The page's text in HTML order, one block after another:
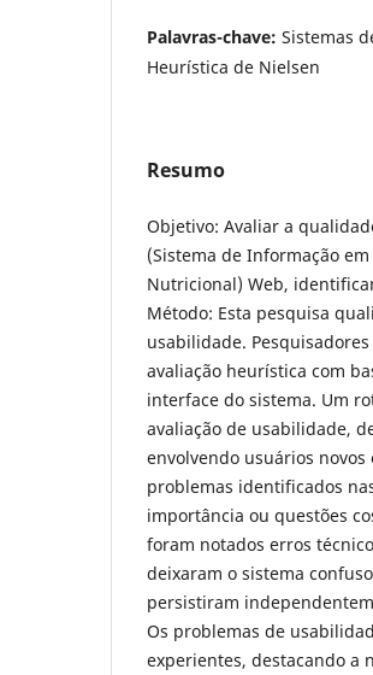
Palavras-chave: Sistemas
Heurística de Nielsen
Resumo
Objetivo: Avaliar a
(Sistema de Informação
Nutricional) Web,
Método: Esta pesquisa
usabilidade.
avaliação heurística com
interface do sistema. Um
avaliação de usabilidade,
envolvendo usuários
problemas identificados
importância ou questões
foram notados erros
deixaram o sistema
persistiram
Os problemas de
experientes, destacando a